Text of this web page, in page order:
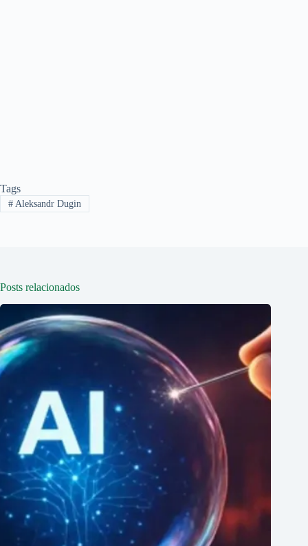
Tags
#Aleksandr Dugin
Posts relacionados